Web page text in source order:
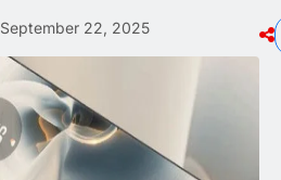
September 22, 2025